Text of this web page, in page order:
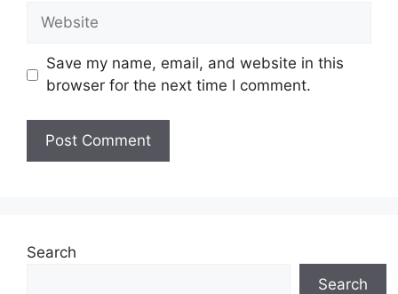
Website
Save my name, email, and website in this
browser for the next time I comment.
Search
Search